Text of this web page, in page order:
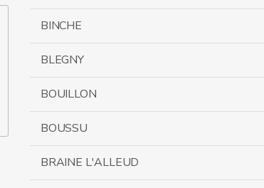
BINCHE
BLEGNY
BOUILLON
BOUSSU
BRAINE L'ALLEUD